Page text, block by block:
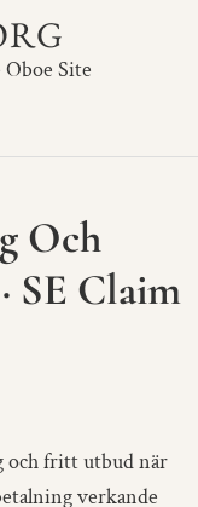
Oboe Site
Och
SE Claim
och fritt utbud när
verkande